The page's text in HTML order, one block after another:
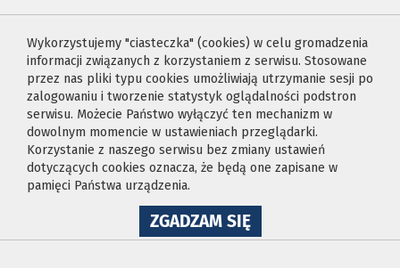
Wykorzystujemy "ciasteczka" (cookies) w celu gromadzenia
informacji związanych z korzystaniem z serwisu. Stosowane
przez nas pliki typu cookies umożliwiają utrzymanie sesji po
zalogowaniu i tworzenie statystyk oglądalności podstron
serwisu. Możecie Państwo wyłączyć ten mechanizm w
dowolnym momencie w ustawieniach przeglądarki.
Korzystanie z naszego serwisu bez zmiany ustawień
dotyczących cookies oznacza, że będą one zapisane w
pamięci Państwa urządzenia.
ZGADZAM SIĘNA
WYKORZYSTANIE